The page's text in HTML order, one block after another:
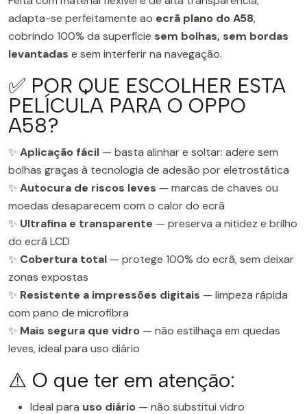
adapta-se perfeitamente ao ecrã plano do A58,
cobrindo 100% da superfície sem bolhas, sem bordas
levantadas e sem interferir na navegação.
✅ POR QUE ESCOLHER ESTA
PELÍCULA PARA O OPPO
A58?
✨ Aplicação fácil — basta alinhar e soltar: adere sem
bolhas graças à tecnologia de adesão por eletrostática
✨ Autocura de riscos leves — marcas de chaves ou
moedas desaparecem com o calor do ecrã
✨ Ultrafina e transparente — preserva a nitidez e brilho
do ecrã LCD
✨ Cobertura total — protege 100% do ecrã, sem deixar
zonas expostas
✨ Resistente a impressões digitais — limpeza rápida
com pano de microfibra
✨ Mais segura que vidro — não estilhaça em quedas
leves, ideal para uso diário
⚠️ O que ter em atenção:
Ideal para uso diário — não substitui vidro